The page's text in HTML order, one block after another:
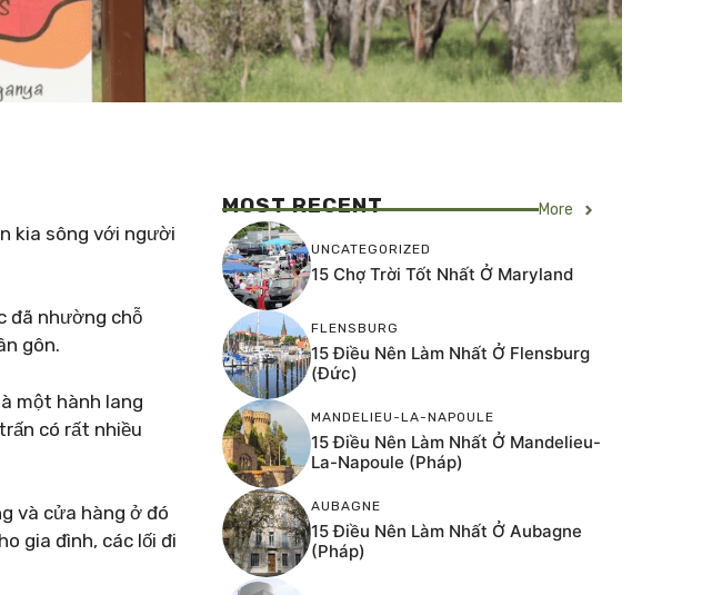
kia sông với người
đã nhường chỗ
gôn.
một hành lang
có rất nhiều
và cửa hàng ở đó
gia đình, các lối đi
MOST RECENT More
UNCATEGORIZED
15 Chợ Trời Tốt Nhất Ở Maryland
FLENSBURG
15 Điều Nên Làm Nhất Ở Flensburg
(Đức)
MANDELIEU-LA-NAPOULE
15 Điều Nên Làm Nhất Ở Mandelieu-
La-Napoule (Pháp)
AUBAGNE
15 Điều Nên Làm Nhất Ở Aubagne
(Pháp)